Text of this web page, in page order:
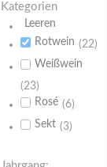
Kategorien
Leeren
Rotwein (22)
Weißwein
(23)
Rosé (6)
Sekt (3)